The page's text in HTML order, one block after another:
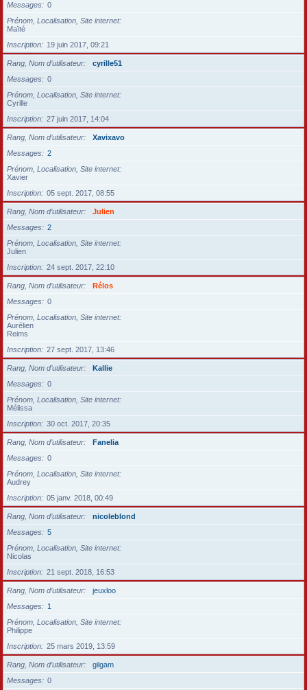
Messages
0
Prénom, Localisation, Site internet
Maïté
Inscription
19 juin 2017, 09:21
Rang, Nom d’utilisateur
cyrille51
Messages
0
Prénom, Localisation, Site internet
Cyrille
Inscription
27 juin 2017, 14:04
Rang, Nom d’utilisateur
Xavixavo
Messages
2
Prénom, Localisation, Site internet
Xavier
Inscription
05 sept. 2017, 08:55
Rang, Nom d’utilisateur
Julien
Messages
2
Prénom, Localisation, Site internet
Julien
Inscription
24 sept. 2017, 22:10
Rang, Nom d’utilisateur
Rélos
Messages
0
Prénom, Localisation, Site internet
Aurélien
Reims
Inscription
27 sept. 2017, 13:46
Rang, Nom d’utilisateur
Kallie
Messages
0
Prénom, Localisation, Site internet
Mélissa
Inscription
30 oct. 2017, 20:35
Rang, Nom d’utilisateur
Fanelia
Messages
0
Prénom, Localisation, Site internet
Audrey
Inscription
05 janv. 2018, 00:49
Rang, Nom d’utilisateur
nicoleblond
Messages
5
Prénom, Localisation, Site internet
Nicolas
Inscription
21 sept. 2018, 16:53
Rang, Nom d’utilisateur
jeuxloo
Messages
1
Prénom, Localisation, Site internet
Philippe
Inscription
25 mars 2019, 13:59
Rang, Nom d’utilisateur
gilgam
Messages
0